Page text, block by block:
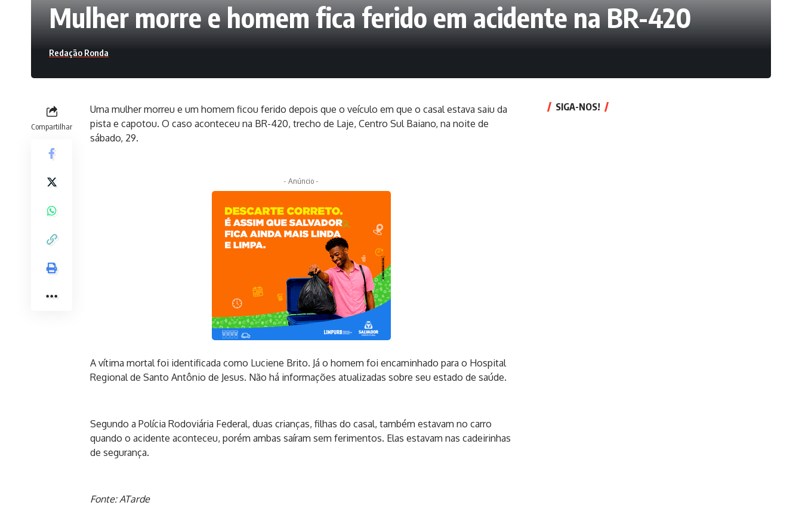
Mulher morre e homem fica ferido em acidente na BR-420
Redação Ronda
Compartilhar
Uma mulher morreu e um homem ficou ferido depois que o veículo em que o casal estava saiu da
pista e capotou. O caso aconteceu na BR-420, trecho de Laje, Centro Sul Baiano, na noite de
sábado, 29.
- Anúncio -
A vítima mortal foi identificada como Luciene Brito. Já o homem foi encaminhado para o Hospital
Regional de Santo Antônio de Jesus. Não há informações atualizadas sobre seu estado de saúde.
Segundo a Polícia Rodoviária Federal, duas crianças, filhas do casal, também estavam no carro
quando o acidente aconteceu, porém ambas saíram sem ferimentos. Elas estavam nas cadeirinhas
de segurança.
Fonte: ATarde
SIGA-NOS!